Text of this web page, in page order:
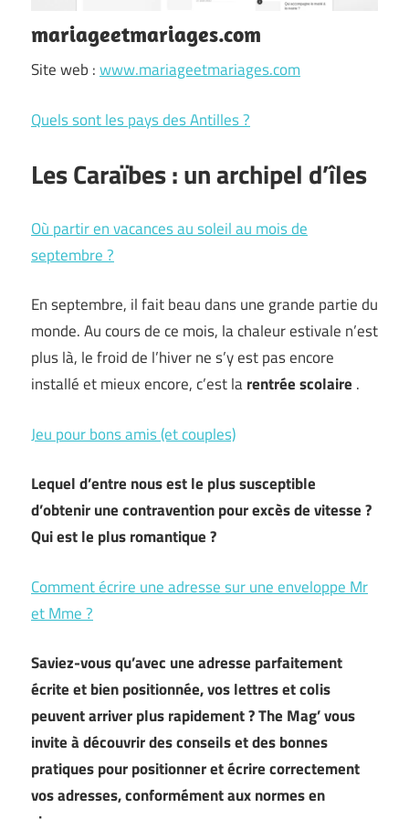
mariageetmariages.com
Site web :www.mariageetmariages.com
Quels sont les pays des Antilles ?
Les Caraïbes : un archipel d’îles
Où partir en vacances au soleil au mois de
septembre ?
En septembre, il fait beau dans une grande partie du
monde. Au cours de ce mois, la chaleur estivale n’est
plus là, le froid de l’hiver ne s’y est pas encore
installé et mieux encore, c’est larentrée scolaire .
Jeu pour bons amis (et couples)
Lequel d’entre nous est le plus susceptible
d’obtenir une contravention pour excès de vitesse ?
Qui est le plus romantique ?
Comment écrire une adresse sur une enveloppe Mr
et Mme ?
Saviez-vous qu’avec une adresse parfaitement
écrite et bien positionnée, vos lettres et colis
peuvent arriver plus rapidement ? The Mag’ vous
invite à découvrir des conseils et des bonnes
pratiques pour positionner et écrire correctement
vos adresses, conformément aux normes en